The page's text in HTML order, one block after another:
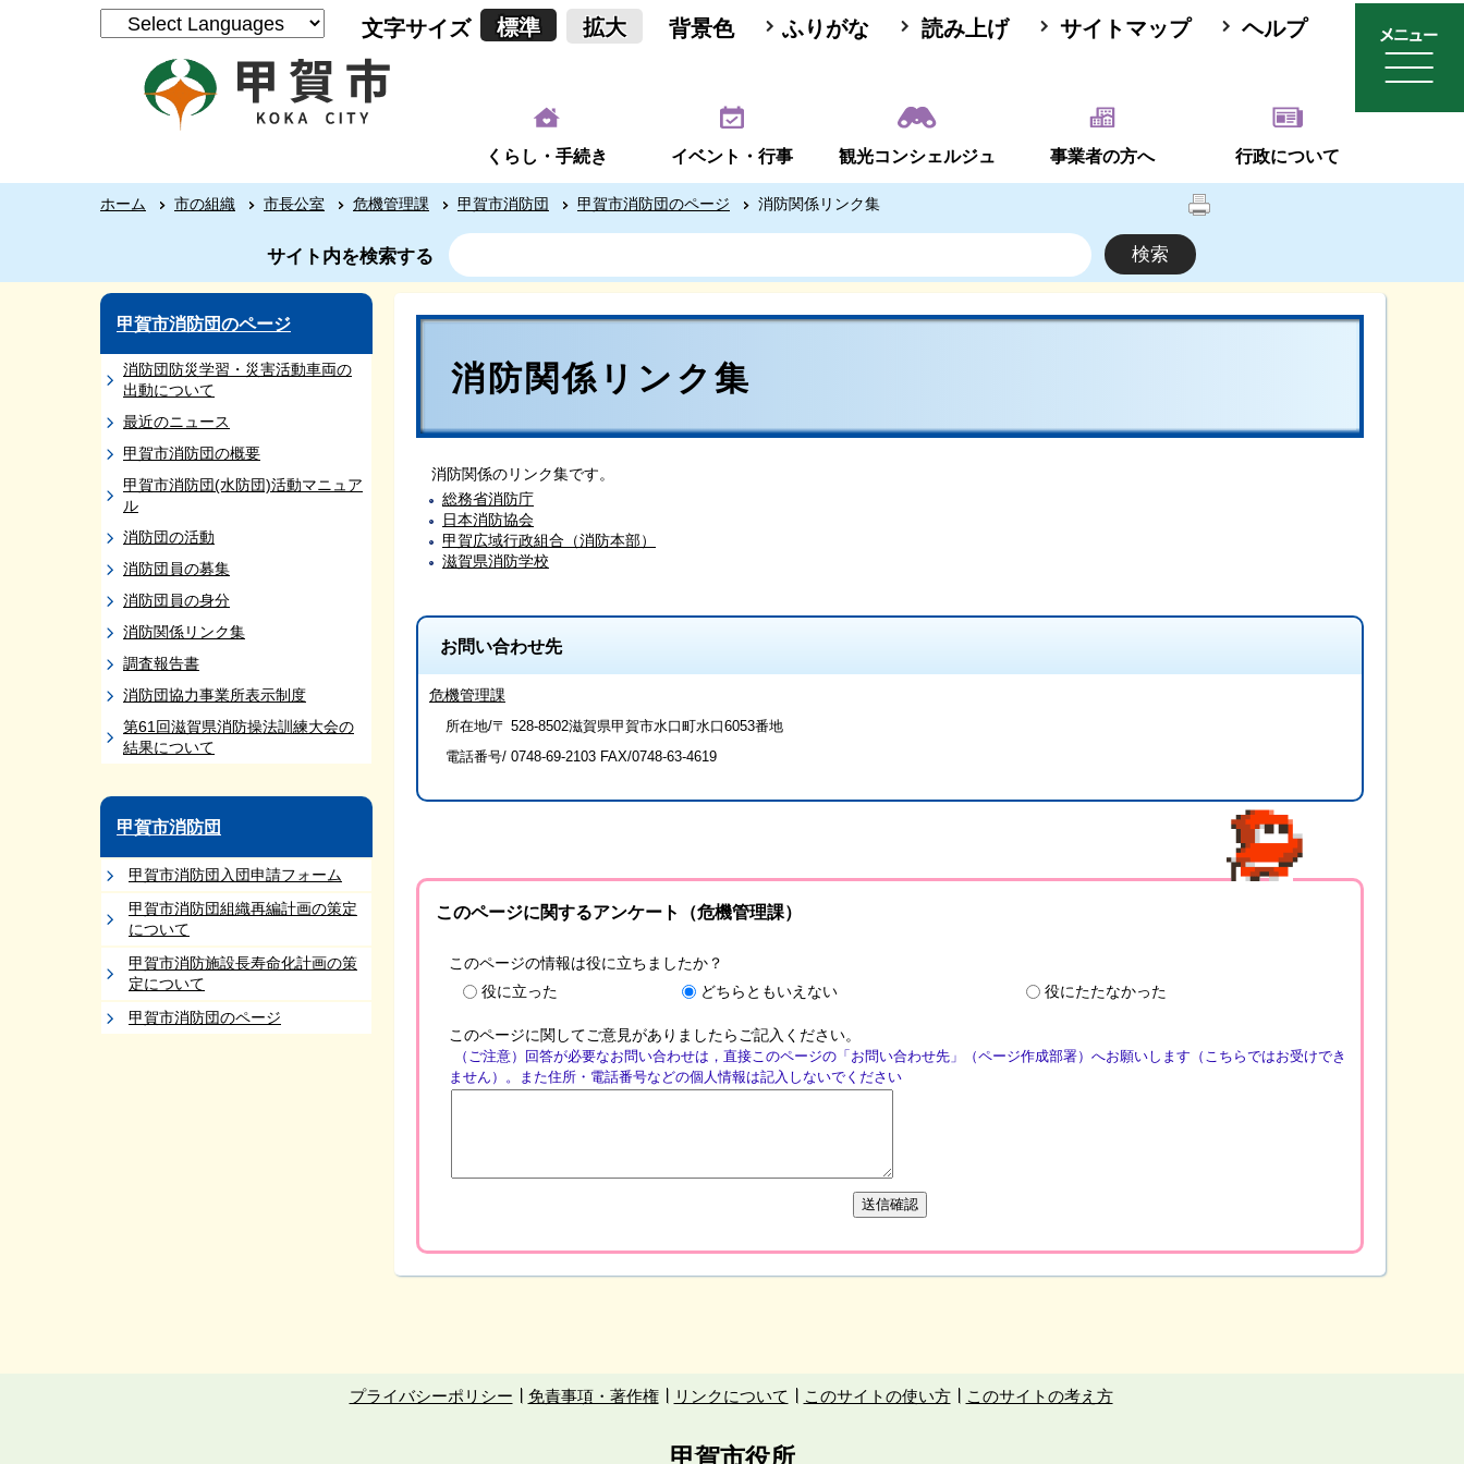
文字サイズ 標準 拡大 背景色 ふりがな 読み上げ サイトマップ ヘルプ
くらし・手続き イベント・行事 観光コンシェルジュ 事業者の方へ 行政について
ホーム 市の組織 市長公室 危機管理課 甲賀市消防団 甲賀市消防団のページ 消防関係リンク集
サイト内を検索する
甲賀市消防団のページ
消防団防災学習・災害活動車両の
出動について
最近のニュース
甲賀市消防団の概要
甲賀市消防団(水防団)活動マニュア
ル
消防団の活動
消防団員の募集
消防団員の身分
消防関係リンク集
調査報告書
消防団協力事業所表示制度
第61回滋賀県消防操法訓練大会の
結果について
甲賀市消防団
甲賀市消防団入団申請フォーム
甲賀市消防団組織再編計画の策定
について
甲賀市消防施設長寿命化計画の策
定について
甲賀市消防団のページ
消防関係リンク集
消防関係のリンク集です。
総務省消防庁
日本消防協会
甲賀広域行政組合（消防本部）
滋賀県消防学校
お問い合わせ先
危機管理課
所在地/〒 528-8502滋賀県甲賀市水口町水口6053番地
電話番号/ 0748-69-2103 FAX/0748-63-4619
このページに関するアンケート（危機管理課）
このページの情報は役に立ちましたか？
役に立った
どちらともいえない 役にたたなかった
このページに関してご意見がありましたらご記入ください。
（ご注意）回答が必要なお問い合わせは，直接このページの「お問い合わせ先」（ページ作成部署）へお願いします（こちらではお受けでき
ません）。また住所・電話番号などの個人情報は記入しないでください
プライバシーポリシー 免責事項・著作権 リンクについて このサイトの使い方 このサイトの考え方
甲賀市役所